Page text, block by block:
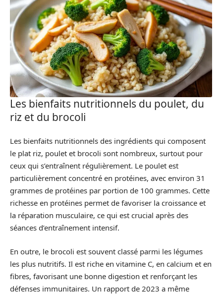
Les bienfaits nutritionnels du poulet, du
riz et du brocoli
Les bienfaits nutritionnels des ingrédients qui composent
le plat riz, poulet et brocoli sont nombreux, surtout pour
ceux qui s’entraînent régulièrement. Le poulet est
particulièrement concentré en protéines, avec environ 31
grammes de protéines par portion de 100 grammes. Cette
richesse en protéines permet de favoriser la croissance et
la réparation musculaire, ce qui est crucial après des
séances d’entraînement intensif.
En outre, le brocoli est souvent classé parmi les légumes
les plus nutritifs. Il est riche en vitamine C, en calcium et en
fibres, favorisant une bonne digestion et renforçant les
défenses immunitaires. Un rapport de 2023 a même